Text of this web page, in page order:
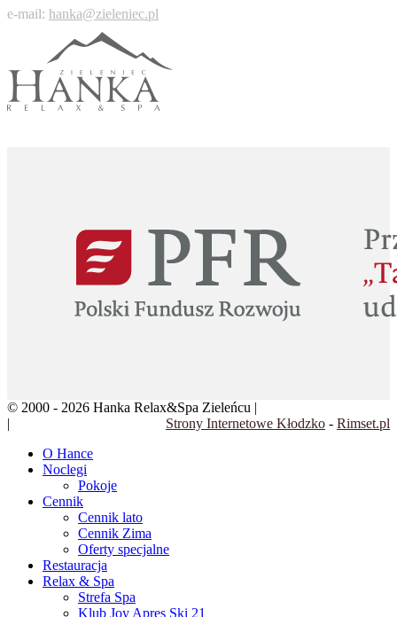
e-mail: hanka@zieleniec.pl
© 2000 - 2026 Hanka Relax&Spa Zieleńcu |
|
Strony Internetowe Kłodzko - Rimset.pl
O Hance
Noclegi
Pokoje
Cennik
Cennik lato
Cennik Zima
Oferty specjalne
Restauracja
Relax & Spa
Strefa Spa
Klub Joy Apres Ski 21